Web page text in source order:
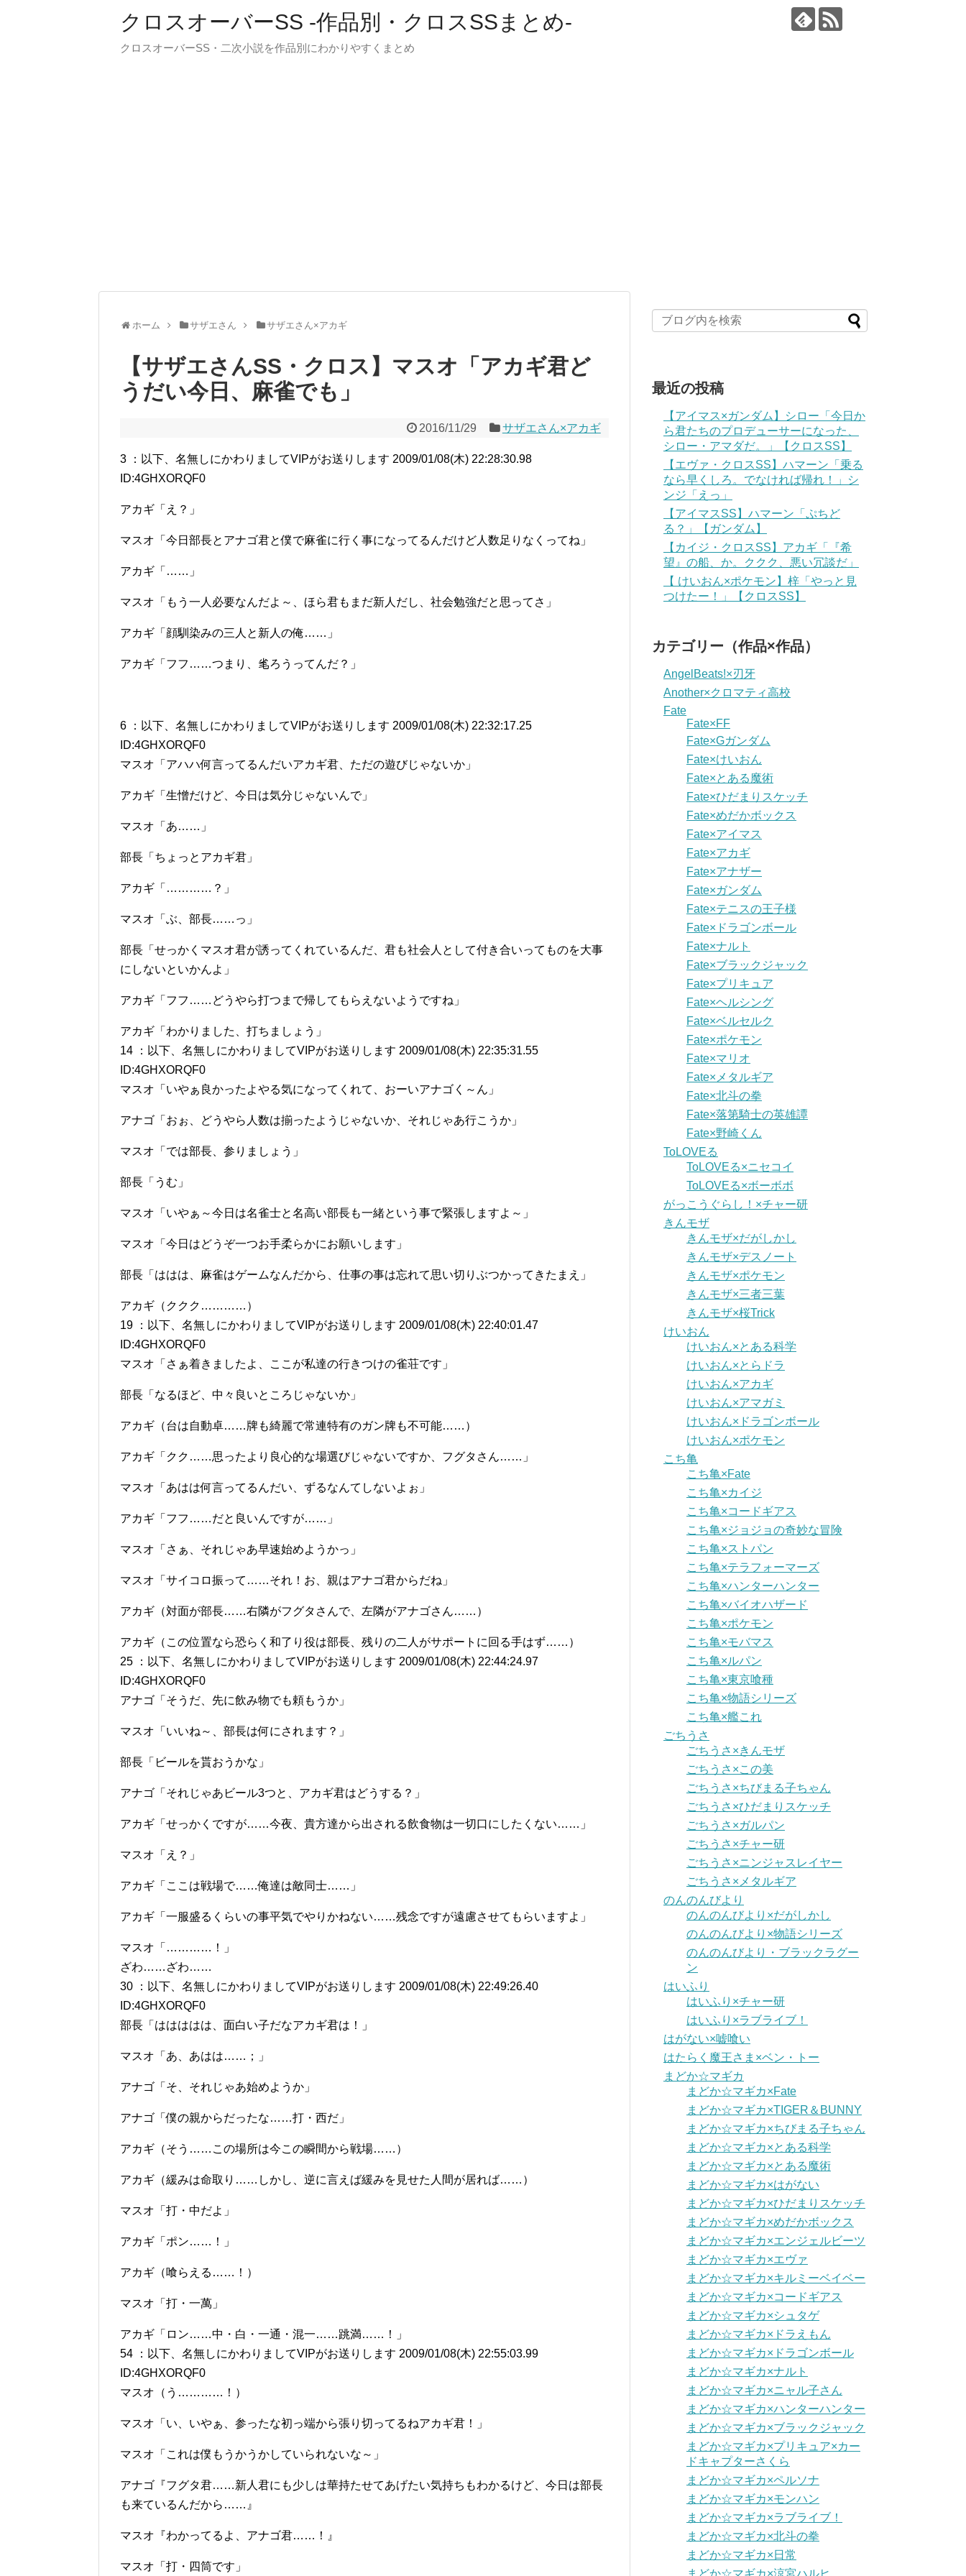
クロスオーバーSS -作品別・クロスSSまとめ-
クロスオーバーSS・二次小説を作品別にわかりやすくまとめ
ホーム サザエさん サザエさん×アカギ
【サザエさんSS・クロス】マスオ「アカギ君ど
うだい今日、麻雀でも」
2016/11/29 サザエさん×アカギ
3 ：以下、名無しにかわりましてVIPがお送りします 2009/01/08(木) 22:28:30.98
ID:4GHXORQF0
アカギ「え？」
マスオ「今日部長とアナゴ君と僕で麻雀に行く事になってるんだけど人数足りなくってね」
アカギ「……」
マスオ「もう一人必要なんだよ～、ほら君もまだ新人だし、社会勉強だと思ってさ」
アカギ「顔馴染みの三人と新人の俺……」
アカギ「フフ……つまり、毟ろうってんだ？」
6 ：以下、名無しにかわりましてVIPがお送りします 2009/01/08(木) 22:32:17.25
ID:4GHXORQF0
マスオ「アハハ何言ってるんだいアカギ君、ただの遊びじゃないか」
アカギ「生憎だけど、今日は気分じゃないんで」
マスオ「あ……」
部長「ちょっとアカギ君」
アカギ「…………？」
マスオ「ぶ、部長……っ」
部長「せっかくマスオ君が誘ってくれているんだ、君も社会人として付き合いってものを大事
にしないといかんよ」
アカギ「フフ……どうやら打つまで帰してもらえないようですね」
アカギ「わかりました、打ちましょう」
14 ：以下、名無しにかわりましてVIPがお送りします 2009/01/08(木) 22:35:31.55
ID:4GHXORQF0
マスオ「いやぁ良かったよやる気になってくれて、おーいアナゴく～ん」
アナゴ「おぉ、どうやら人数は揃ったようじゃないか、それじゃあ行こうか」
マスオ「では部長、参りましょう」
部長「うむ」
マスオ「いやぁ～今日は名雀士と名高い部長も一緒という事で緊張しますよ～」
マスオ「今日はどうぞ一つお手柔らかにお願いします」
部長「ははは、麻雀はゲームなんだから、仕事の事は忘れて思い切りぶつかってきたまえ」
アカギ（ククク…………）
19 ：以下、名無しにかわりましてVIPがお送りします 2009/01/08(木) 22:40:01.47
ID:4GHXORQF0
マスオ「さぁ着きましたよ、ここが私達の行きつけの雀荘です」
部長「なるほど、中々良いところじゃないか」
アカギ（台は自動卓……牌も綺麗で常連特有のガン牌も不可能……）
アカギ「クク……思ったより良心的な場選びじゃないですか、フグタさん……」
マスオ「あはは何言ってるんだい、ずるなんてしないよぉ」
アカギ「フフ……だと良いんですが……」
マスオ「さぁ、それじゃあ早速始めようかっ」
マスオ「サイコロ振って……それ！お、親はアナゴ君からだね」
アカギ（対面が部長……右隣がフグタさんで、左隣がアナゴさん……）
アカギ（この位置なら恐らく和了り役は部長、残りの二人がサポートに回る手はず……）
25 ：以下、名無しにかわりましてVIPがお送りします 2009/01/08(木) 22:44:24.97
ID:4GHXORQF0
アナゴ「そうだ、先に飲み物でも頼もうか」
マスオ「いいね～、部長は何にされます？」
部長「ビールを貰おうかな」
アナゴ「それじゃあビール3つと、アカギ君はどうする？」
アカギ「せっかくですが……今夜、貴方達から出される飲食物は一切口にしたくない……」
マスオ「え？」
アカギ「ここは戦場で……俺達は敵同士……」
アカギ「一服盛るくらいの事平気でやりかねない……残念ですが遠慮させてもらいますよ」
マスオ「…………！」
ざわ……ざわ……
30 ：以下、名無しにかわりましてVIPがお送りします 2009/01/08(木) 22:49:26.40
ID:4GHXORQF0
部長「ははははは、面白い子だなアカギ君は！」
マスオ「あ、あはは……；」
アナゴ「そ、それじゃあ始めようか」
アナゴ「僕の親からだったな……打・西だ」
アカギ（そう……この場所は今この瞬間から戦場……）
アカギ（緩みは命取り……しかし、逆に言えば緩みを見せた人間が居れば……）
マスオ「打・中だよ」
アカギ「ポン……！」
アカギ（喰らえる……！）
マスオ「打・一萬」
アカギ「ロン……中・白・一通・混一……跳満……！」
54 ：以下、名無しにかわりましてVIPがお送りします 2009/01/08(木) 22:55:03.99
ID:4GHXORQF0
マスオ（う…………！）
マスオ「い、いやぁ、参ったな初っ端から張り切ってるねアカギ君！」
マスオ「これは僕もうかうかしていられないな～」
アナゴ『フグタ君……新人君にも少しは華持たせてあげたい気持ちもわかるけど、今日は部長
も来ているんだから……』
マスオ『わかってるよ、アナゴ君……！』
マスオ「打・四筒です」
最近の投稿
【アイマス×ガンダム】シロー「今日か
ら君たちのプロデューサーになった、
シロー・アマダだ。」【クロスSS】
【エヴァ・クロスSS】ハマーン「乗る
なら早くしろ。でなければ帰れ！」シ
ンジ「えっ」
【アイマスSS】ハマーン「ぷちど
る？」【ガンダム】
【カイジ・クロスSS】アカギ「『希
望』の船、か。ククク、悪い冗談だ」
【 けいおん×ポケモン】梓「やっと見
つけたー！」【クロスSS】
カテゴリー（作品×作品）
AngelBeats!×刃牙
Another×クロマティ高校
Fate
Fate×FF
Fate×Gガンダム
Fate×けいおん
Fate×とある魔術
Fate×ひだまりスケッチ
Fate×めだかボックス
Fate×アイマス
Fate×アカギ
Fate×アナザー
Fate×ガンダム
Fate×テニスの王子様
Fate×ドラゴンボール
Fate×ナルト
Fate×ブラックジャック
Fate×プリキュア
Fate×ヘルシング
Fate×ベルセルク
Fate×ポケモン
Fate×マリオ
Fate×メタルギア
Fate×北斗の拳
Fate×落第騎士の英雄譚
Fate×野崎くん
ToLOVEる
ToLOVEる×ニセコイ
ToLOVEる×ボーボボ
がっこうぐらし！×チャー研
きんモザ
きんモザ×だがしかし
きんモザ×デスノート
きんモザ×ポケモン
きんモザ×三者三葉
きんモザ×桜Trick
けいおん
けいおん×とある科学
けいおん×とらドラ
けいおん×アカギ
けいおん×アマガミ
けいおん×ドラゴンボール
けいおん×ポケモン
こち亀
こち亀×Fate
こち亀×カイジ
こち亀×コードギアス
こち亀×ジョジョの奇妙な冒険
こち亀×ストパン
こち亀×テラフォーマーズ
こち亀×ハンターハンター
こち亀×バイオハザード
こち亀×ポケモン
こち亀×モバマス
こち亀×ルパン
こち亀×東京喰種
こち亀×物語シリーズ
こち亀×艦これ
ごちうさ
ごちうさ×きんモザ
ごちうさ×この美
ごちうさ×ちびまる子ちゃん
ごちうさ×ひだまりスケッチ
ごちうさ×ガルパン
ごちうさ×チャー研
ごちうさ×ニンジャスレイヤー
ごちうさ×メタルギア
のんのんびより
のんのんびより×だがしかし
のんのんびより×物語シリーズ
のんのんびより・ブラックラグー
ン
はいふり
はいふり×チャー研
はいふり×ラブライブ！
はがない×嘘喰い
はたらく魔王さま×ベン・トー
まどか☆マギカ
まどか☆マギカ×Fate
まどか☆マギカ×TIGER＆BUNNY
まどか☆マギカ×ちびまる子ちゃん
まどか☆マギカ×とある科学
まどか☆マギカ×とある魔術
まどか☆マギカ×はがない
まどか☆マギカ×ひだまりスケッチ
まどか☆マギカ×めだかボックス
まどか☆マギカ×エンジェルビーツ
まどか☆マギカ×エヴァ
まどか☆マギカ×キルミーベイベー
まどか☆マギカ×コードギアス
まどか☆マギカ×シュタゲ
まどか☆マギカ×ドラえもん
まどか☆マギカ×ドラゴンボール
まどか☆マギカ×ナルト
まどか☆マギカ×ニャル子さん
まどか☆マギカ×ハンターハンター
まどか☆マギカ×ブラックジャック
まどか☆マギカ×プリキュア×カー
ドキャプターさくら
まどか☆マギカ×ペルソナ
まどか☆マギカ×モンハン
まどか☆マギカ×ラブライブ！
まどか☆マギカ×北斗の拳
まどか☆マギカ×日常
まどか☆マギカ×涼宮ハルヒ